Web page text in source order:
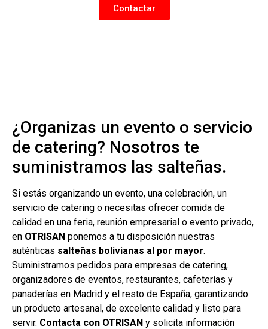
Contactar
¿Organizas un evento o servicio
de catering? Nosotros te
suministramos las salteñas.
Si estás organizando un evento, una celebración, un
servicio de catering o necesitas ofrecer comida de
calidad en una feria, reunión empresarial o evento privado,
en OTRISAN ponemos a tu disposición nuestras
auténticas salteñas bolivianas al por mayor.
Suministramos pedidos para empresas de catering,
organizadores de eventos, restaurantes, cafeterías y
panaderías en Madrid y el resto de España, garantizando
un producto artesanal, de excelente calidad y listo para
servir. Contacta con OTRISAN y solicita información